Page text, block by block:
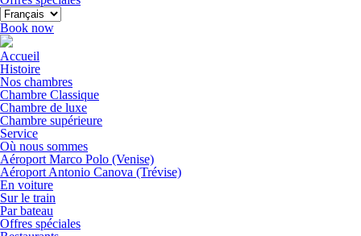
Book now
Accueil
Histoire
Nos chambres
Chambre Classique
Chambre de luxe
Chambre supérieure
Service
Où nous sommes
Aéroport Marco Polo (Venise)
Aéroport Antonio Canova (Trévise)
En voiture
Sur le train
Par bateau
Offres spéciales